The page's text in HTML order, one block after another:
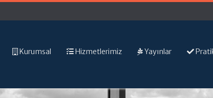
Kurumsal Hizmetlerimiz Yayınlar